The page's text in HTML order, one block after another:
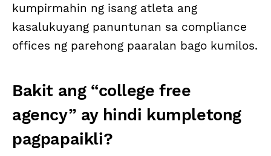
kumpirmahin ng isang atleta ang
kasalukuyang panuntunan sa compliance
offices ng parehong paaralan bago kumilos.
Bakit ang “college free
agency” ay hindi kumpletong
pagpapaikli?